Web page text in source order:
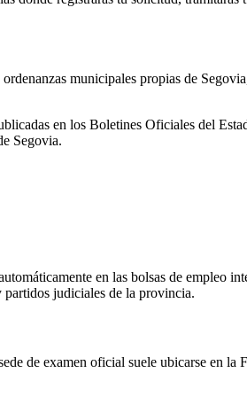
municipales propias de
en los Boletines Oficiales del
Segovia.
en las bolsas de empleo
partidos judiciales de la provincia.
de examen oficial suele ubicarse en la